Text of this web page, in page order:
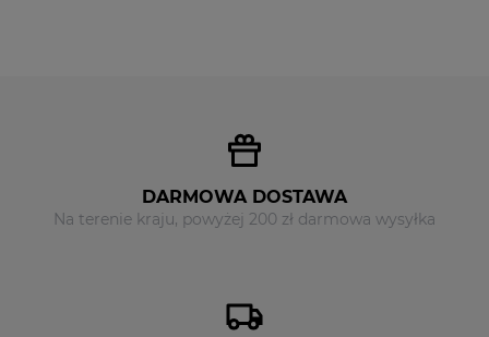
DARMOWA DOSTAWA
Na terenie kraju, powyżej 200 zł darmowa wysyłka